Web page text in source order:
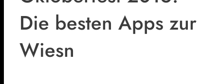
Die besten Apps zur
Wiesn